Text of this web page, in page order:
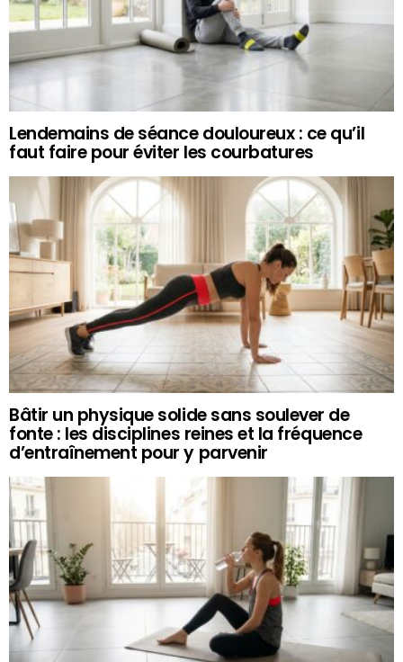
Lendemains de séance douloureux : ce qu’il
faut faire pour éviter les courbatures
Bâtir un physique solide sans soulever de
fonte : les disciplines reines et la fréquence
d’entraînement pour y parvenir